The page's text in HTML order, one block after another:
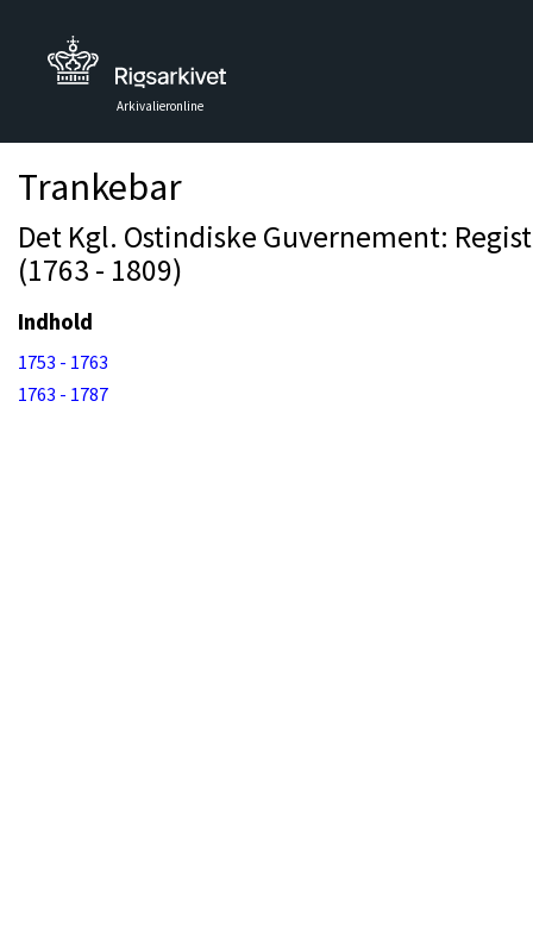
Arkivalieronline
Trankebar
Det Kgl. Ostindiske Guvernement:
(1763 - 1809)
Indhold
1753 - 1763
1763 - 1787